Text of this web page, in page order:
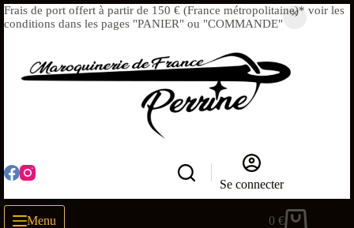
Frais de port offert à partir de 150 € (France métropolitaine)* voir les
conditions dans les pages "PANIER" ou "COMMANDE"
Se connecter
Menu 0€